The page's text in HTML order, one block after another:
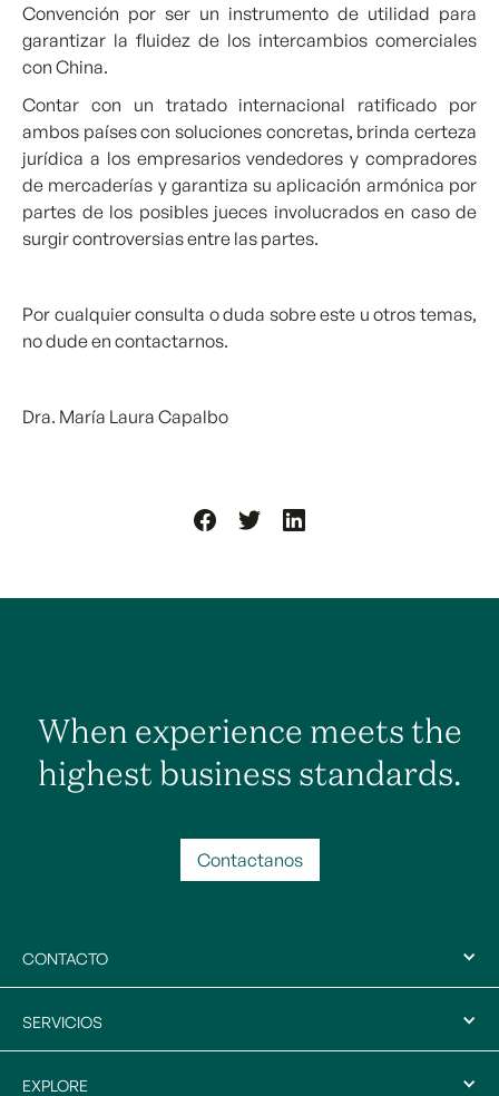
Convención por ser un instrumento de utilidad para
garantizar la fluidez de los intercambios comerciales
con China.
Contar con un tratado internacional ratificado por
ambos países con soluciones concretas, brinda certeza
jurídica a los empresarios vendedores y compradores
de mercaderías y garantiza su aplicación armónica por
partes de los posibles jueces involucrados en caso de
surgir controversias entre las partes.
Por cualquier consulta o duda sobre este u otros temas,
no dude en contactarnos.
Dra. María Laura Capalbo
When experience meets the
highest business standards.
Contactanos
CONTACTO
SERVICIOS
EXPLORE